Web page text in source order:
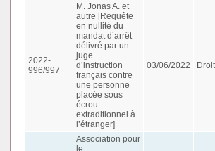
2022-
996/997
M. Jonas A. et
autre [Requête
en nullité du
mandat d’arrêt
délivré par un
juge
d’instruction
français contre
une personne
placée sous
écrou
extraditionnel à
l’étranger]
03/06/2022
Association pour
le